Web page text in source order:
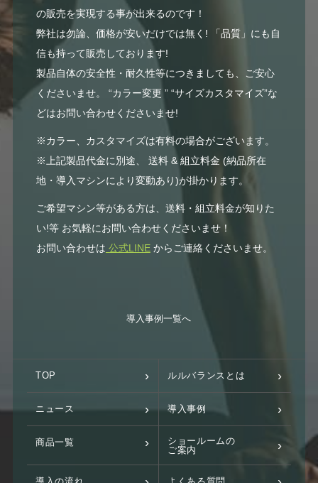
の販売を実現する事が出来るのです！
弊社は勿論、価格が安いだけでは無く! 「品質」にも自
信も持って販売しております!
製品自体の安全性・耐久性等につきましても、ご安心
くださいませ。 “カラー変更 ” “サイズカスタマイズ”な
どはお問い合わせくださいませ!
※カラー、カスタマイズは有料の場合がございます。
※上記製品代金に別途、 送料 & 組立料金 (納品所在
地・導入マシンにより変動あり)が掛かります。
ご希望マシン等がある方は、送料・組立料金が知りた
い!等 お気軽にお問い合わせくださいませ！
お問い合わせは 公式LINEからご連絡くださいませ。
導入事例一覧へ
TOP ルルバランスとは
ニュース 導入事例
商品一覧
ショールームの
ご案内